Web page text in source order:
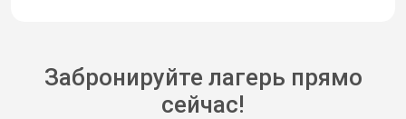
Забронируйте лагерь прямо
сейчас!